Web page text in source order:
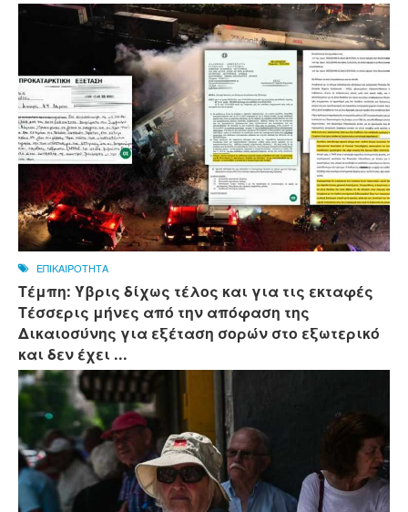
ΕΠΙΚΑΙΡΟΤΗΤΑ
Τέμπη: Ύβρις δίχως τέλος και για τις εκταφές
Τέσσερις μήνες από την απόφαση της
Δικαιοσύνης για εξέταση σορών στο εξωτερικό
και δεν έχει ...